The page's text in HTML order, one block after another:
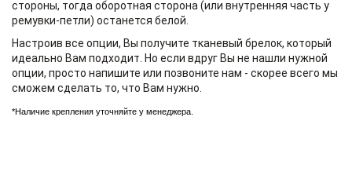
стороны, тогда оборотная сторона (или внутренняя часть у
ремувки-петли) останется белой.
Настроив все опции, Вы получите тканевый брелок, который
идеально Вам подходит. Но если вдруг Вы не нашли нужной
опции, просто напишите или позвоните нам - скорее всего мы
сможем сделать то, что Вам нужно.
*Наличие крепления уточняйте у менеджера.